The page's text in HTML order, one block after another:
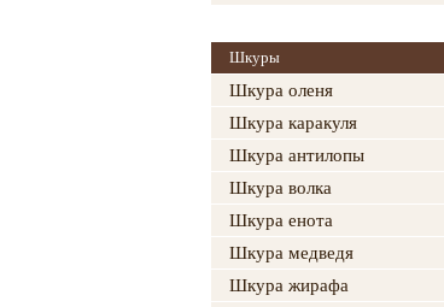
Шкуры
Шкура оленя
Шкура каракуля
Шкура антилопы
Шкура волка
Шкура енота
Шкура медведя
Шкура жирафа